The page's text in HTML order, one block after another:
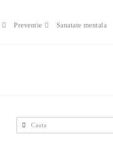
Preventie Sanatate mentala
Cauta